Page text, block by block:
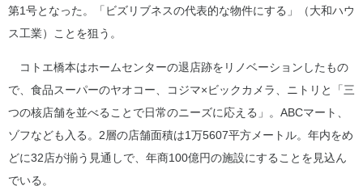
第1号となった。「ビズリブネスの代表的な物件にする」（大和ハウ
ス工業）ことを狙う。
コトエ橋本はホームセンターの退店跡をリノベーションしたもの
で、食品スーパーのヤオコー、コジマ×ビックカメラ、ニトリと「三
つの核店舗を並べることで日常のニーズに応える」。ABCマート、
ゾフなども入る。2層の店舗面積は1万5607平方メートル。年内をめ
どに32店が揃う見通しで、年商100億円の施設にすることを見込ん
でいる。